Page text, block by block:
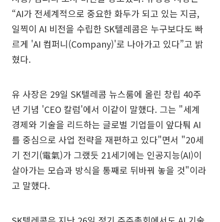
“AI가 전세계적으로 중요한 화두가 되고 있는 지금,
일찍이 AI 비전을 수립한 SK텔레콤은 누구보다도 빠
르게 'AI 컴퍼니(Company)'로 나아가고 있다”고 밝
혔다.
유 사장은 29일 SK텔레콤 뉴스룸에 올린 창립 40주
년 기념 'CEO 칼럼'에서 이같이 말했다. 그는 "세계
경제와 기술을 리드하는 글로벌 기업들이 앞다퉈 AI
를 중심으로 사업 전략을 재편하고 있다"면서 "20세
기 전기(電氣)가 그랬듯 21세기에는 인공지능(AI)이
살아가는 모습과 방식을 통째로 뒤바꿔 놓을 것"이라
고 말했다.